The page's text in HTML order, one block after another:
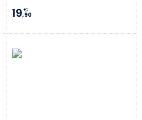
19,90
€